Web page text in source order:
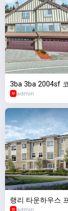
3ba 3ba 2004sf
우스
M admin
랭리 타운하우스
M admin